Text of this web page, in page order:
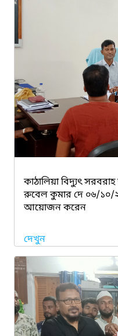
কাঠালিয়া বিদ্যুৎ
রুবেল কুমার দে ০৬/১০/
আয়োজন করেন
দেখুন